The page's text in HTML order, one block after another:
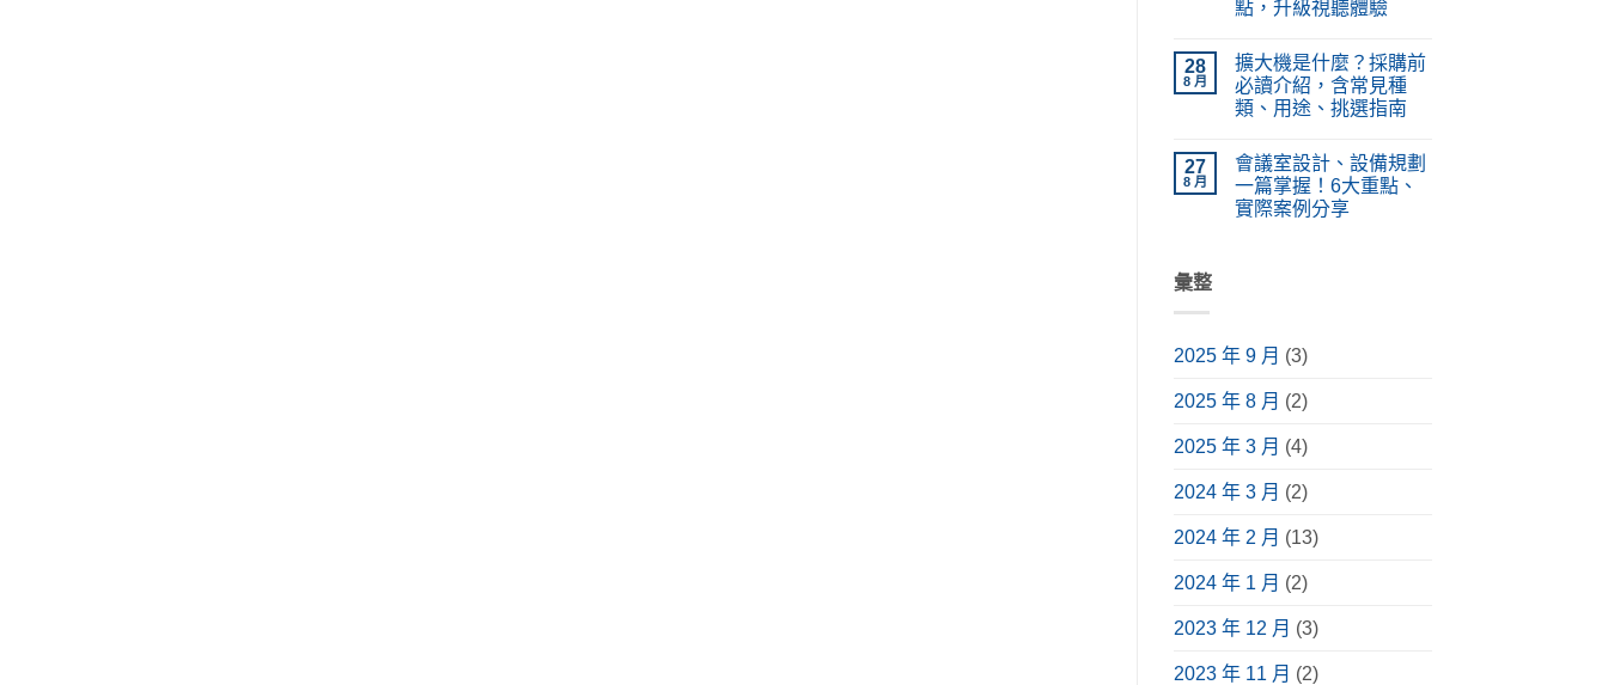
程
哪？
施
工
種
理
完
整
解
析〉
播
PA
廣
播
系
統
功
能、
用
點，升級視聽體驗
電
視
牆
設
格
懶
人
包！
掌
聽
中
留
言
28
8 月
擴大機是什麼？採購前
必讀介紹，含常見種
類、用途、挑選指南
大
什
含
常
種
類、
途、
挑
指
南〉
留
27
8 月
會議室設計、設備規劃
一篇掌握！6大重點、
實際案例分享
規
篇
6
點、
際
案
分
享〉
彙整
2025 年 9 月 (3)
2025 年 8 月 (2)
2025 年 3 月 (4)
2024 年 3 月 (2)
2024 年 2 月 (13)
2024 年 1 月 (2)
2023 年 12 月 (3)
2023 年 11 月 (2)